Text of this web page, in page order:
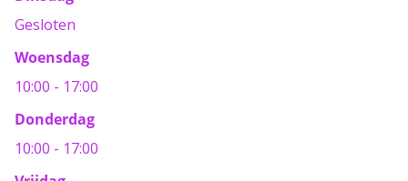
Gesloten
Woensdag
10:00 - 17:00
Donderdag
10:00 - 17:00